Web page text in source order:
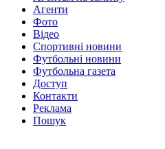
Агенти
Фото
Відео
Спортивні новини
Футбольні новини
Футбольна газета
Доступ
Контакти
Реклама
Пошук